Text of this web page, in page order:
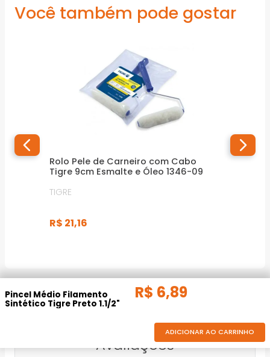
Você também pode gostar
Rolo Pele de Carneiro com Cabo
Tigre 9cm Esmalte e Óleo 1346-09
TIGRE
R$ 21,16
Pincel Médio Filamento
Sintético Tigre Preto 1.1/2"
R$ 6,89
ADICIONAR AO CARRINHO
Avaliações